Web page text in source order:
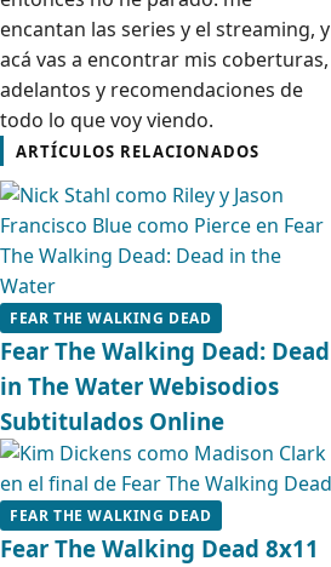
encantan las series y el streaming, y
acá vas a encontrar mis coberturas,
adelantos y recomendaciones de
todo lo que voy viendo.
ARTÍCULOS RELACIONADOS
FEAR THE WALKING DEAD
Fear The Walking Dead: Dead
in The Water Webisodios
Subtitulados Online
FEAR THE WALKING DEAD
Fear The Walking Dead 8x11